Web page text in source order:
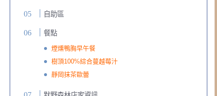
自助區
餐點
煙燻鴨胸早午餐
樹頂100%綜合蔓越莓汁
靜岡抹茶歐蕾